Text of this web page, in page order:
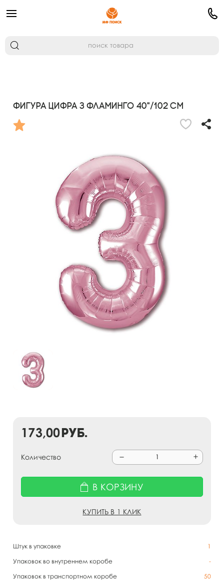
Фигура Цифра 3 Фламинго 40"/102 см
Штук в упаковке
1
Упаковок во внутреннем коробе
-
Упаковок в транспортном коробе
50
173,00руб.
Количество
В КОРЗИНУ
КУПИТЬ В 1 КЛИК